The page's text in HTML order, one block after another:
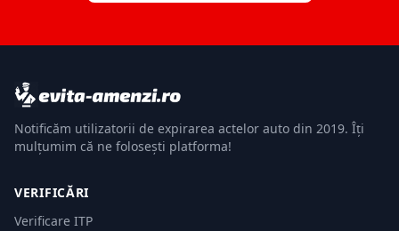
Notificăm utilizatorii de expirarea actelor auto din 2019. Îți
mulțumim că ne folosești platforma!
VERIFICĂRI
Verificare ITP